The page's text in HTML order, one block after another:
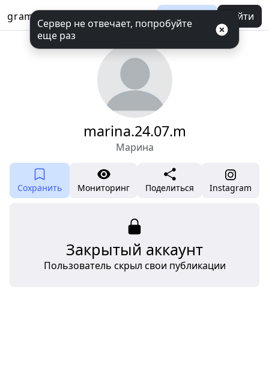
gramotool Баланс Войти
marina.24.07.m
Марина
Сохранить Мониторинг Поделиться Instagram
Закрытый аккаунт
Пользователь скрыл свои публикации
Сервер не отвечает, попробуйте
еще раз